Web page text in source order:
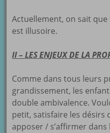
Actuellement, on sait que
est illusoire.
II – LES ENJEUX DE LA
Comme dans tous leurs
grandissement, les
double ambivalence.
petit, satisfaire les désirs
apposer / s’affirmer